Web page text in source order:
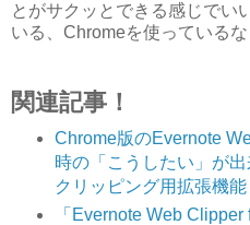
とがサクッとできる感じでい
いる、Chromeを使っている
関連記事！
Chrome版のEvernote
時の「こうしたい」が
クリッピング用拡張機能
「Evernote Web